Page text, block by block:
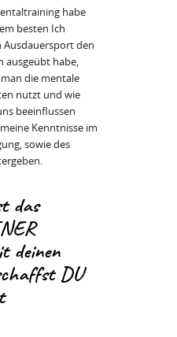
habe
besten Ich
Ausdauersport den
ausgeübt habe,
die mentale
nutzt und wie
beeinflussen
Kenntnisse im
sowie des
das
deinen
DU